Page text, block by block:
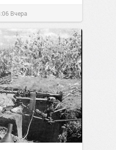
Вчера